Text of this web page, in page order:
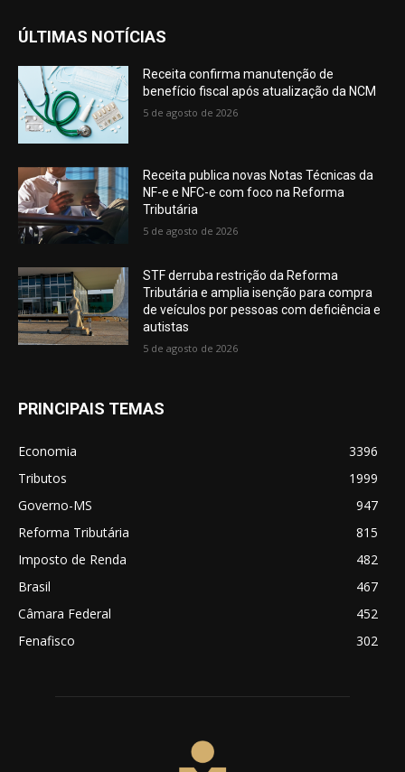
ÚLTIMAS NOTÍCIAS
Receita confirma manutenção de
benefício fiscal após atualização da NCM
5 de agosto de 2026
Receita publica novas Notas Técnicas da
NF-e e NFC-e com foco na Reforma
Tributária
5 de agosto de 2026
STF derruba restrição da Reforma
Tributária e amplia isenção para compra
de veículos por pessoas com deficiência e
autistas
5 de agosto de 2026
PRINCIPAIS TEMAS
Economia
3396
Tributos
1999
Governo-MS
947
Reforma Tributária
815
Imposto de Renda
482
Brasil
467
Câmara Federal
452
Fenafisco
302